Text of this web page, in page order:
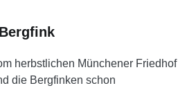
herbstlichen Münchener Friedhof
die Bergfinken schon